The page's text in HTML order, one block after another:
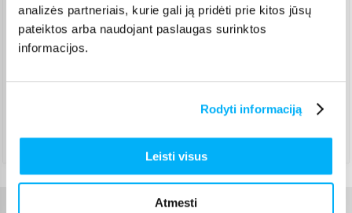
analizės partneriais, kurie gali ją pridėti prie kitos jūsų
pateiktos arba naudojant paslaugas surinktos
informacijos.
Rodyti informaciją
Leisti visus
Atmesti
Rugpjūtis 18d. - Rugpjūtis 24d.
DPD kurjeris (6,99 € )
Rugpjūtis 18d. - Rugpjūtis 25d.
Rugpjūtis 18d. - Rugpjūtis 25d.